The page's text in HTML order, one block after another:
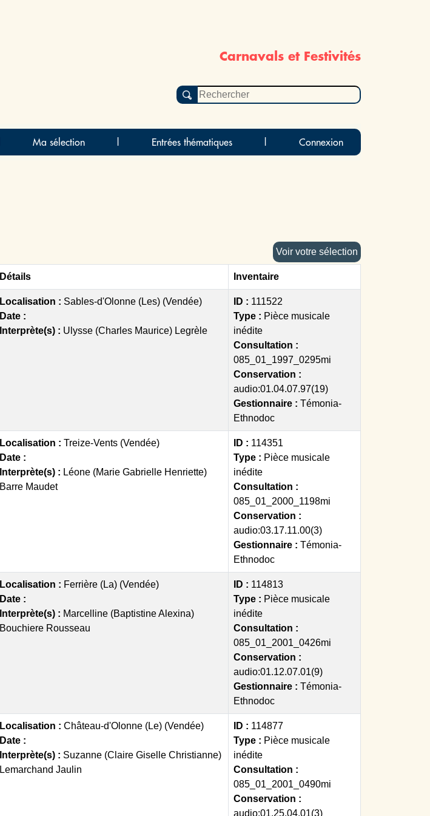
Carnavals et Festivités
Ma sélection Entrées thématiques Connexion
Voir votre sélection
Détails Inventaire
Localisation : Sables-d'Olonne (Les) (Vendée)
Date :
Interprète(s) : Ulysse (Charles Maurice) Legrèle
ID : 111522
Type : Pièce musicale
inédite
Consultation :
085_01_1997_0295mi
Conservation :
audio:01.04.07.97(19)
Gestionnaire : Témonia-
Ethnodoc
Localisation : Treize-Vents (Vendée)
Date :
Interprète(s) : Léone (Marie Gabrielle Henriette)
Barre Maudet
ID : 114351
Type : Pièce musicale
inédite
Consultation :
085_01_2000_1198mi
Conservation :
audio:03.17.11.00(3)
Gestionnaire : Témonia-
Ethnodoc
Localisation : Ferrière (La) (Vendée)
Date :
Interprète(s) : Marcelline (Baptistine Alexina)
Bouchiere Rousseau
ID : 114813
Type : Pièce musicale
inédite
Consultation :
085_01_2001_0426mi
Conservation :
audio:01.12.07.01(9)
Gestionnaire : Témonia-
Ethnodoc
Localisation : Château-d'Olonne (Le) (Vendée)
Date :
Interprète(s) : Suzanne (Claire Giselle Christianne)
Lemarchand Jaulin
ID : 114877
Type : Pièce musicale
inédite
Consultation :
085_01_2001_0490mi
Conservation :
audio:01.25.04.01(3)